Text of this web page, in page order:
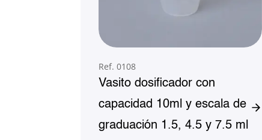
Ref. 0108
Vasito dosificador con
capacidad 10ml y escala de
graduación 1.5, 4.5 y 7.5 ml